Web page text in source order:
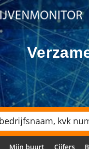
Mijn buurt Cijfers